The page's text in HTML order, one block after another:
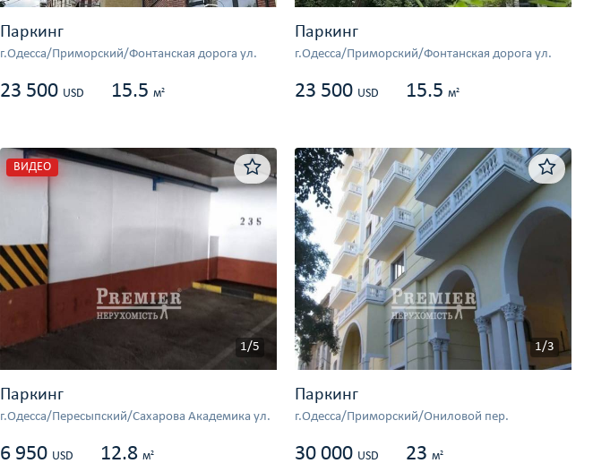
Паркинг
г.Одесса/Приморский/Фонтанская дорога ул.
23 500 USD 15.5 м2
Паркинг
г.Одесса/Приморский/Фонтанская дорога ул.
23 500 USD 15.5м2
1/5
ВИДЕО
Паркинг
г.Одесса/Пересыпский/Сахарова Академика ул.
6 950 USD 12.8 м2
1/3
Паркинг
г.Одесса/Приморский/Ониловой пер.
30 000 USD 23м2